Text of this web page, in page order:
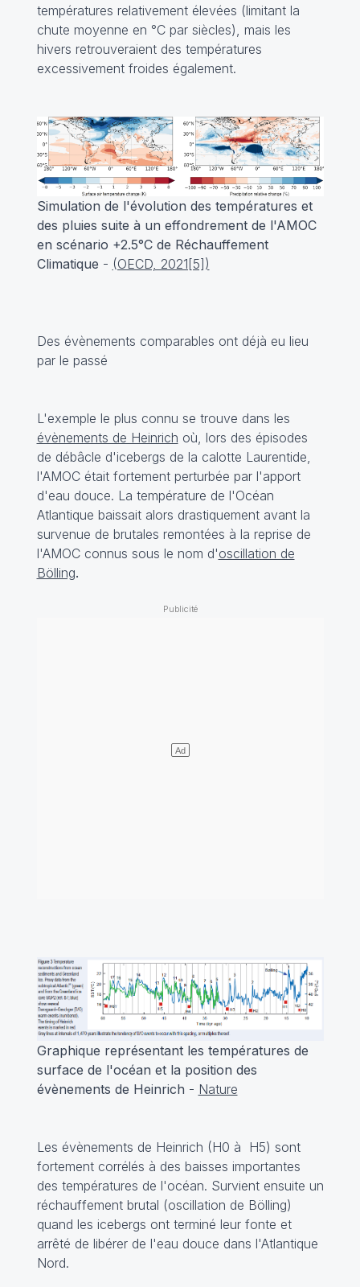
températures relativement élevées (limitant la
chute moyenne en °C par siècles), mais les
hivers retrouveraient des températures
excessivement froides également.
Simulation de l'évolution des températures et
des pluies suite à un effondrement de l'AMOC
en scénario +2.5°C de Réchauffement
Climatique - (OECD, 2021[5])
Des évènements comparables ont déjà eu lieu
par le passé
L'exemple le plus connu se trouve dans les
évènements de Heinrich où, lors des épisodes
de débâcle d'icebergs de la calotte Laurentide,
l'AMOC était fortement perturbée par l'apport
d'eau douce. La température de l'Océan
Atlantique baissait alors drastiquement avant la
survenue de brutales remontées à la reprise de
l'AMOC connus sous le nom d'oscillation de
Bölling.
Graphique représentant les températures de
surface de l'océan et la position des
évènements de Heinrich - Nature
Les évènements de Heinrich (H0 à H5) sont
fortement corrélés à des baisses importantes
des températures de l'océan. Survient ensuite un
réchauffement brutal (oscillation de Bölling)
quand les icebergs ont terminé leur fonte et
arrêté de libérer de l'eau douce dans l'Atlantique
Nord.